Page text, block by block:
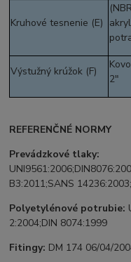
Kruhové tesnenie (E)
Výstužný krúžok (F)
2"
REFERENČNÉ NORMY
Prevádzkové tlaky:
B3:2011;SANS
Polyetylénové potrubie:
2:2004;DIN 8074:1999
Fitingy: DM 174 06/04/